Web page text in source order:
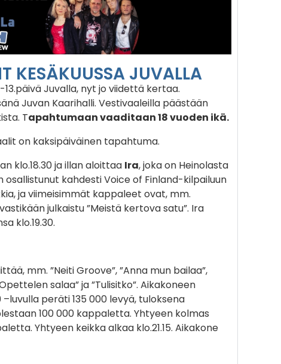
KESÄKUUSSA JUVALLA
Juvalla, nyt jo viidettä kertaa.
Juvan Kaarihalli. Vestivaaleilla päästään
Tapahtumaan vaaditaan 18 vuoden ikä.
on kaksipäiväinen tapahtuma.
klo.18.30 ja illan aloittaa Ira, joka on Heinolasta
osallistunut kahdesti Voice of Finland-kilpailuun
ja viimeisimmät kappaleet ovat, mm.
julkaistu ”Meistä kertova satu”. Ira
klo.19.30.
mm. ”Neiti Groove”, ”Anna mun bailaa”,
salaa” ja ”Tulisitko”. Aikakoneen
–luvulla peräti 135 000 levyä, tuloksena
100 000 kappaletta. Yhtyeen kolmas
Yhtyeen keikka alkaa klo.21.15. Aikakone